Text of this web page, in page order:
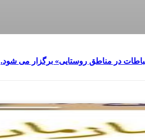
در مناطق روستایی» برگزار می شود.